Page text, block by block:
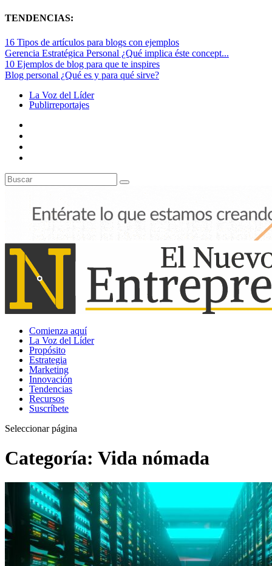
TENDENCIAS:
16 Tipos de artículos para blogs con ejemplos
Gerencia Estratégica Personal ¿Qué implica éste concept...
10 Ejemplos de blog para que te inspires
Blog personal ¿Qué es y para qué sirve?
La Voz del Líder
Publirreportajes
Comienza aquí
La Voz del Líder
Propósito
Estrategia
Marketing
Innovación
Tendencias
Recursos
Suscríbete
Seleccionar página
Categoría: Vida nómada